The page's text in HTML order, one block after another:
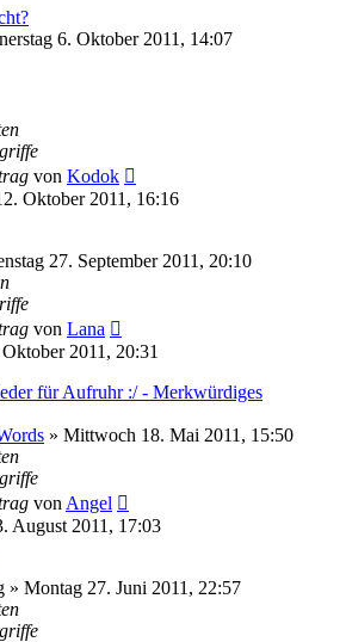
6. Oktober 2011, 14:07
von Kodok
Oktober 2011, 16:16
27. September 2011, 20:10
von Lana
2011, 20:31
für Aufruhr :/ - Merkwürdiges
» Mittwoch 18. Mai 2011, 15:50
von Angel
August 2011, 17:03
» Montag 27. Juni 2011, 22:57